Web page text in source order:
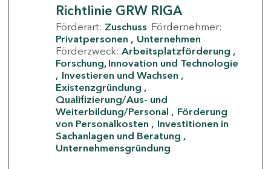
Richtlinie GRW RIGA
Förderart: Zuschuss Fördernehmer:
Privatpersonen
Unternehmen
Förderzweck: Arbeitsplatzförderung
Forschung, Innovation und Technologie
Investieren und Wachsen
Existenzgründung
Qualifizierung/Aus- und
Weiterbildung/Personal
Förderung
von Personalkosten
Investitionen in
Sachanlagen und Beratung
Unternehmensgründung